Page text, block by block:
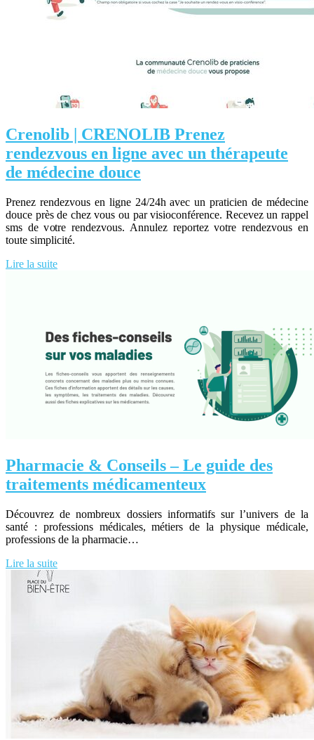
Crenolib | CRENOLIB Prenez
rendezvous en ligne avec un thérapeute
de médecine douce
Prenez rendezvous en ligne 24/24h avec un praticien de médecine
douce près de chez vous ou par visioconférence. Recevez un rappel
sms de votre rendezvous. Annulez reportez votre rendezvous en
toute simplicité.
Lire la suite
Pharmacie & Conseils – Le guide des
traitements médicamenteux
Découvrez de nombreux dossiers informatifs sur l’univers de la
santé : professions médicales, métiers de la physique médicale,
professions de la pharmacie…
Lire la suite